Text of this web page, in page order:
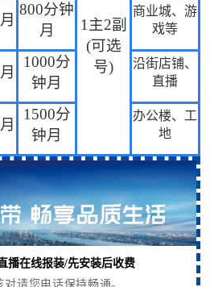
1 主2副
(可选
号)
月
800分钟
月
商业城、游
戏等
月
1000分
钟月
沿街店铺、
直播
月
1500分
钟月
办公楼、工
地